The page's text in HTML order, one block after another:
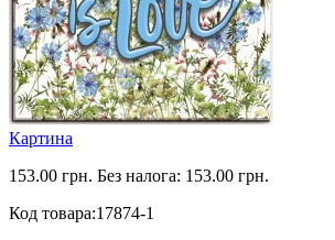
Картина
153.00 грн. Без налога: 153.00 грн.
Код товара:17874-1